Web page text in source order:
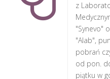
z
"Synevo"
"Alab",
pobrań
od pon.
piątku w